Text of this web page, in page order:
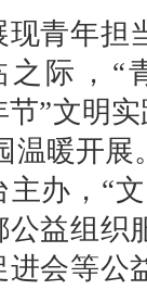
青年担
际，“
”文明实
温暖开展
办，“
益组织
会等公